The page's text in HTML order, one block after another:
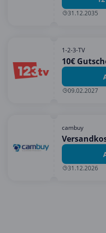
31.12.2035
1-2-3-TV
10€
09.02.2027
cambuy
31.12.2026